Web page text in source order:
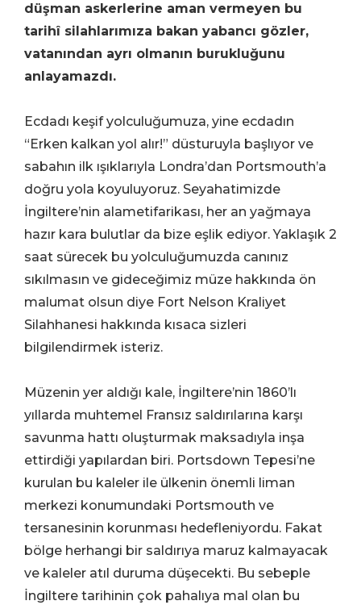
düşman askerlerine aman vermeyen bu
tarihî silahlarımıza bakan yabancı gözler,
vatanından ayrı olmanın burukluğunu
anlayamazdı.
Ecdadı keşif yolculuğumuza, yine ecdadın
“Erken kalkan yol alır!” düsturuyla başlıyor ve
sabahın ilk ışıklarıyla Londra’dan Portsmouth’a
doğru yola koyuluyoruz. Seyahatimizde
İngiltere’nin alametifarikası, her an yağmaya
hazır kara bulutlar da bize eşlik ediyor. Yaklaşık 2
saat sürecek bu yolculuğumuzda canınız
sıkılmasın ve gideceğimiz müze hakkında ön
malumat olsun diye Fort Nelson Kraliyet
Silahhanesi hakkında kısaca sizleri
bilgilendirmek isteriz.
Müzenin yer aldığı kale, İngiltere’nin 1860’lı
yıllarda muhtemel Fransız saldırılarına karşı
savunma hattı oluşturmak maksadıyla inşa
ettirdiği yapılardan biri. Portsdown Tepesi’ne
kurulan bu kaleler ile ülkenin önemli liman
merkezi konumundaki Portsmouth ve
tersanesinin korunması hedefleniyordu. Fakat
bölge herhangi bir saldırıya maruz kalmayacak
ve kaleler atıl duruma düşecekti. Bu sebeple
İngiltere tarihinin çok pahalıya mal olan bu